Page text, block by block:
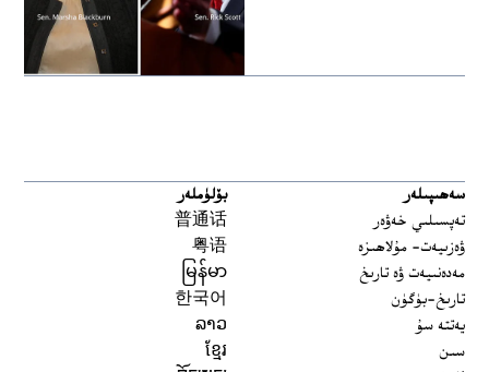
سەھىپىلەر
تەپسىلىي خەۋەر
ۋەزىيەت- مۇلاھىزە
مەدەنىيەت ۋە تارىخ
تارىخ-بۈگۈن
يەتتە سۇ
سىن
بۆلۈملەر
普通话
粤语
မြန်မာ
한국어
ລາວ
ខ្មែរ